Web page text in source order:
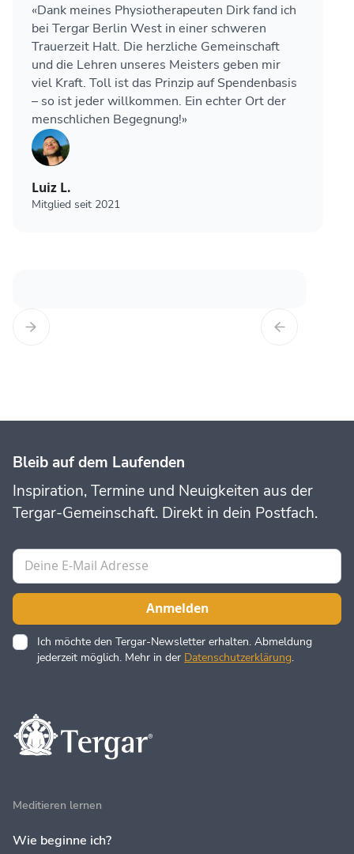
«Dank meines Physiotherapeuten Dirk fand ich
bei Tergar Berlin West in einer schweren
Trauerzeit Halt. Die herzliche Gemeinschaft
und die Lehren unseres Meisters geben mir
viel Kraft. Toll ist das Prinzip auf Spendenbasis
– so ist jeder willkommen. Ein echter Ort der
menschlichen Begegnung!»
Luiz L.
Mitglied seit 2021
Bleib auf dem Laufenden
Inspiration, Termine und Neuigkeiten aus der
Tergar-Gemeinschaft. Direkt in dein Postfach.
Ich möchte den Tergar-Newsletter erhalten. Abmeldung
jederzeit möglich. Mehr in der Datenschutzerklärung.
Meditieren lernen
Wie beginne ich?